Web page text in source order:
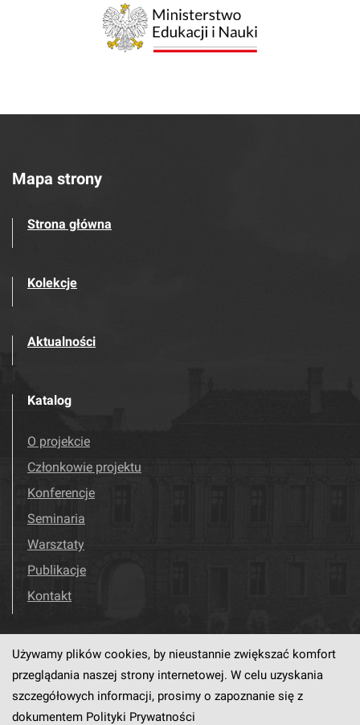
Mapa strony
Strona główna
Kolekcje
Aktualności
Katalog
O projekcie
Członkowie projektu
Konferencje
Seminaria
Warsztaty
Publikacje
Kontakt
Odwiedź nas! Facebook
Używamy plików cookies, by nieustannie zwiększać komfort
przeglądania naszej strony internetowej. W celu uzyskania
szczegółowych informacji, prosimy o zapoznanie się z
dokumentem Polityki Prywatności